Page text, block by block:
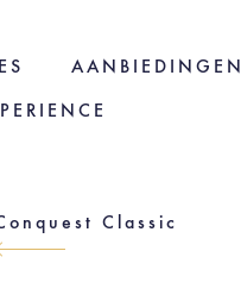
AANBIEDINGEN
Classic